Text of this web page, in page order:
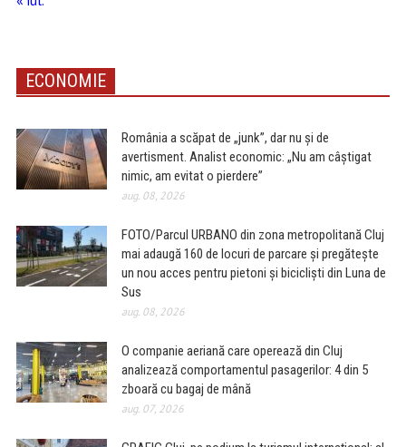
ECONOMIE
România a scăpat de „junk”, dar nu și de
avertisment. Analist economic: „Nu am câștigat
nimic, am evitat o pierdere”
aug. 08, 2026
FOTO/Parcul URBANO din zona metropolitană Cluj
mai adaugă 160 de locuri de parcare și pregătește
un nou acces pentru pietoni și bicicliști din Luna de
Sus
aug. 08, 2026
O companie aeriană care operează din Cluj
analizează comportamentul pasagerilor: 4 din 5
zboară cu bagaj de mână
aug. 07, 2026